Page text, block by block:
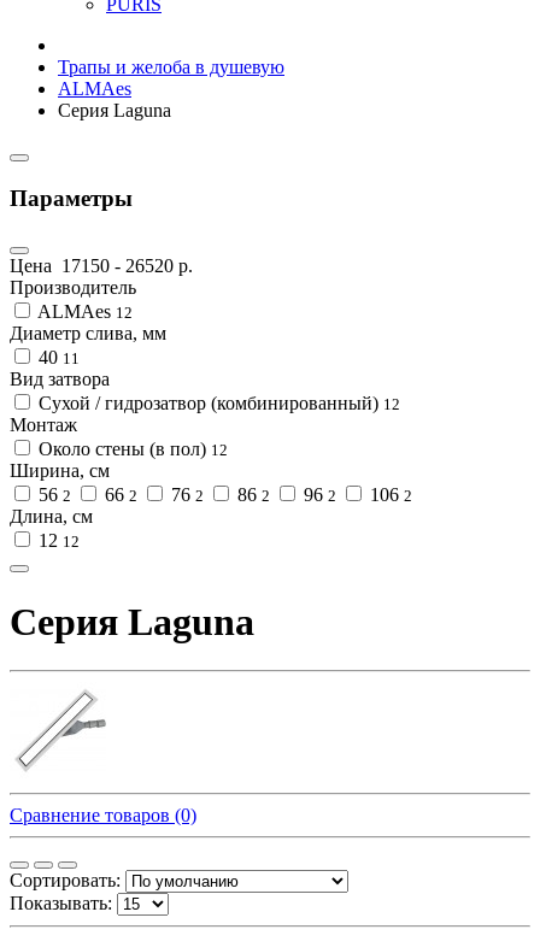
PURIS
Трапы и желоба в душевую
ALMAes
Серия Laguna
Параметры
Цена 17150 - 26520 р.
Производитель
ALMAes 12
Диаметр слива, мм
40 11
Вид затвора
Сухой / гидрозатвор (комбинированный) 12
Монтаж
Около стены (в пол) 12
Ширина, см
56 2 66 2 76 2 86 2 96 2 106 2
Длина, см
12 12
Серия Laguna
Сравнение товаров (0)
Сортировать:
Показывать: